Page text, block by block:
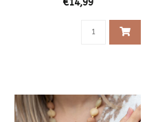
€14,99